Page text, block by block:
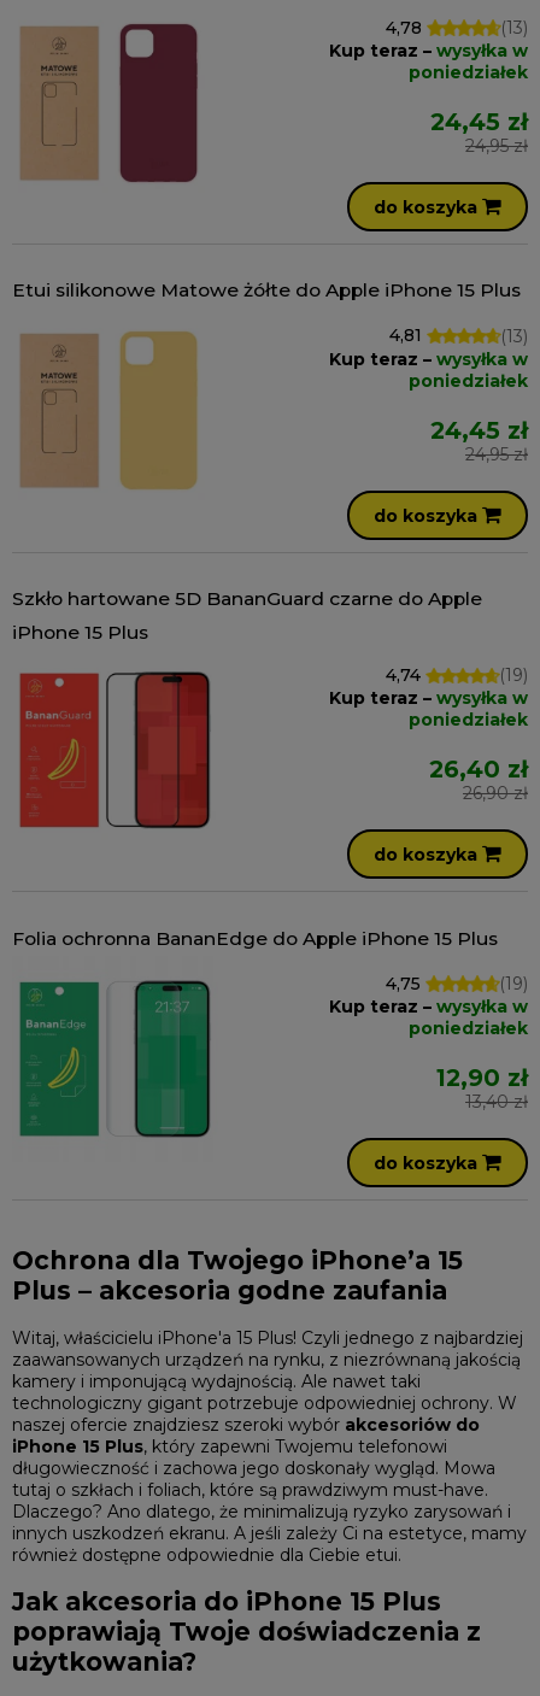
4,78
(13)
Kup teraz – wysyłka w
poniedziałek
24,45 zł
24,95 zł
do koszyka
Etui silikonowe Matowe żółte do Apple iPhone 15 Plus
4,81
(13)
Kup teraz – wysyłka w
poniedziałek
24,45 zł
24,95 zł
do koszyka
Szkło hartowane 5D BananGuard czarne do Apple
iPhone 15 Plus
4,74
(19)
Kup teraz – wysyłka w
poniedziałek
26,40 zł
26,90 zł
do koszyka
Folia ochronna BananEdge do Apple iPhone 15 Plus
4,75
(19)
Kup teraz – wysyłka w
poniedziałek
12,90 zł
13,40 zł
do koszyka
Ochrona dla Twojego iPhone’a 15
Plus – akcesoria godne zaufania
Witaj, właścicielu iPhone'a 15 Plus! Czyli jednego z najbardziej
zaawansowanych urządzeń na rynku, z niezrównaną jakością
kamery i imponującą wydajnością. Ale nawet taki
technologiczny gigant potrzebuje odpowiedniej ochrony. W
naszej ofercie znajdziesz szeroki wybór akcesoriów do
iPhone 15 Plus, który zapewni Twojemu telefonowi
długowieczność i zachowa jego doskonały wygląd. Mowa
tutaj o szkłach i foliach, które są prawdziwym must-have.
Dlaczego? Ano dlatego, że minimalizują ryzyko zarysowań i
innych uszkodzeń ekranu. A jeśli zależy Ci na estetyce, mamy
również dostępne odpowiednie dla Ciebie etui.
Jak akcesoria do iPhone 15 Plus
poprawiają Twoje doświadczenia z
użytkowania?